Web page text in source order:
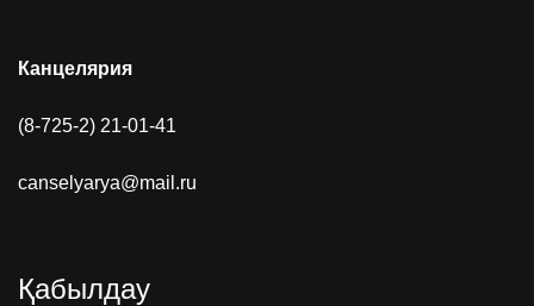
Канцелярия
(8-725-2) 21-01-41
canselyarya@mail.ru
Қабылдау